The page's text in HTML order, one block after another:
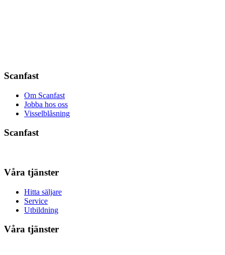
Scanfast
Om Scanfast
Jobba hos oss
Visselblåsning
Scanfast
Våra tjänster
Hitta säljare
Service
Utbildning
Våra tjänster